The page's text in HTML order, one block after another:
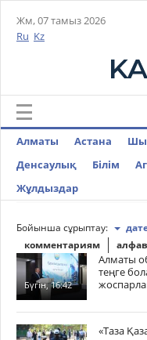
Жм, 07 тамыз 2026
Ru Kz
Алматы Астана
Денсаулық
Білім
Жұлдыздар
Бойынша сұрыптау:
комментариям
Бүгін, 16:42
Алматы
теңге
«Таза